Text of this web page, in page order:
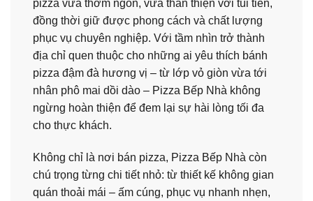
pizza vừa thơm ngon, vừa thân thiện với túi tiền,
đồng thời giữ được phong cách và chất lượng
phục vụ chuyên nghiệp. Với tầm nhìn trở thành
địa chỉ quen thuộc cho những ai yêu thích bánh
pizza đậm đà hương vị – từ lớp vỏ giòn vừa tới
nhân phô mai dồi dào – Pizza Bếp Nhà không
ngừng hoàn thiện để đem lại sự hài lòng tối đa
cho thực khách.
Không chỉ là nơi bán pizza, Pizza Bếp Nhà còn
chú trọng từng chi tiết nhỏ: từ thiết kế không gian
quán thoải mái – ấm cúng, phục vụ nhanh nhẹn,